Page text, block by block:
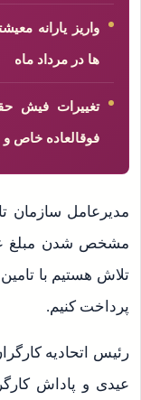
ها در مرداد ماه
تغییرات فیش
فوقالعاده خاص
مدیرعامل سازمان
مشخص شدن مبلغ
تلاش هستیم با
پرداخت کنیم.
رئیس اتحادیه
عیدی و پاداش